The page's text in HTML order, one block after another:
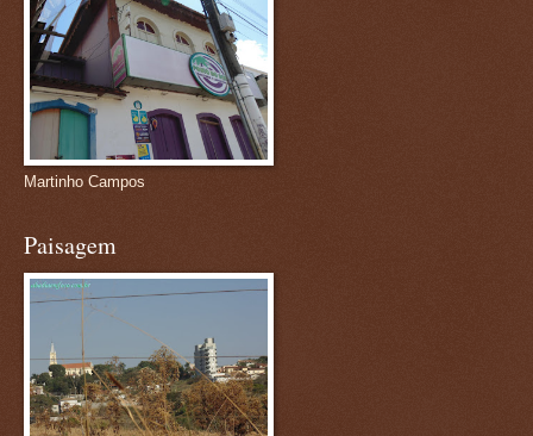
Martinho Campos
Paisagem